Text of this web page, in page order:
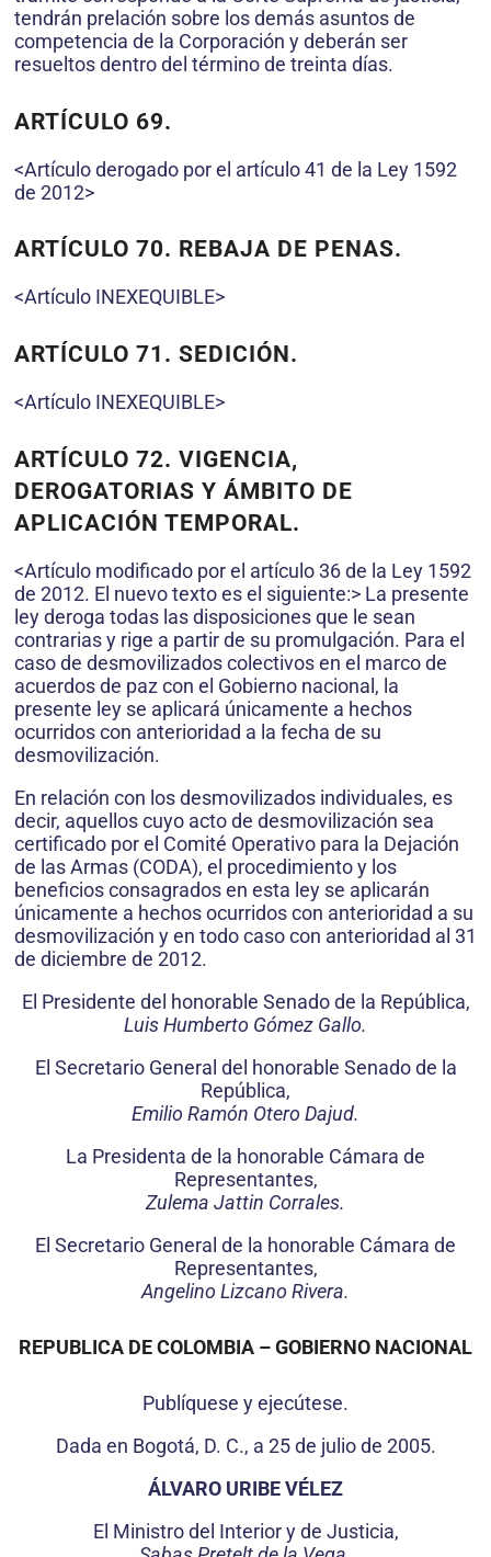
tendrán prelación sobre los demás asuntos de
competencia de la Corporación y deberán ser
resueltos dentro del término de treinta días.
ARTÍCULO 69.
<Artículo derogado por el artículo 41 de la Ley 1592
de 2012>
ARTÍCULO 70. REBAJA DE PENAS.
<Artículo INEXEQUIBLE>
ARTÍCULO 71. SEDICIÓN.
<Artículo INEXEQUIBLE>
ARTÍCULO 72. VIGENCIA,
DEROGATORIAS Y ÁMBITO DE
APLICACIÓN TEMPORAL.
<Artículo modificado por el artículo 36 de la Ley 1592
de 2012. El nuevo texto es el siguiente:> La presente
ley deroga todas las disposiciones que le sean
contrarias y rige a partir de su promulgación. Para el
caso de desmovilizados colectivos en el marco de
acuerdos de paz con el Gobierno nacional, la
presente ley se aplicará únicamente a hechos
ocurridos con anterioridad a la fecha de su
desmovilización.
En relación con los desmovilizados individuales, es
decir, aquellos cuyo acto de desmovilización sea
certificado por el Comité Operativo para la Dejación
de las Armas (CODA), el procedimiento y los
beneficios consagrados en esta ley se aplicarán
únicamente a hechos ocurridos con anterioridad a su
desmovilización y en todo caso con anterioridad al 31
de diciembre de 2012.
El Presidente del honorable Senado de la República,
Luis Humberto Gómez Gallo.
El Secretario General del honorable Senado de la
República,
Emilio Ramón Otero Dajud.
La Presidenta de la honorable Cámara de
Representantes,
Zulema Jattin Corrales.
El Secretario General de la honorable Cámara de
Representantes,
Angelino Lizcano Rivera.
REPUBLICA DE COLOMBIA – GOBIERNO NACIONAL
Publíquese y ejecútese.
Dada en Bogotá, D. C., a 25 de julio de 2005.
ÁLVARO URIBE VÉLEZ
El Ministro del Interior y de Justicia,